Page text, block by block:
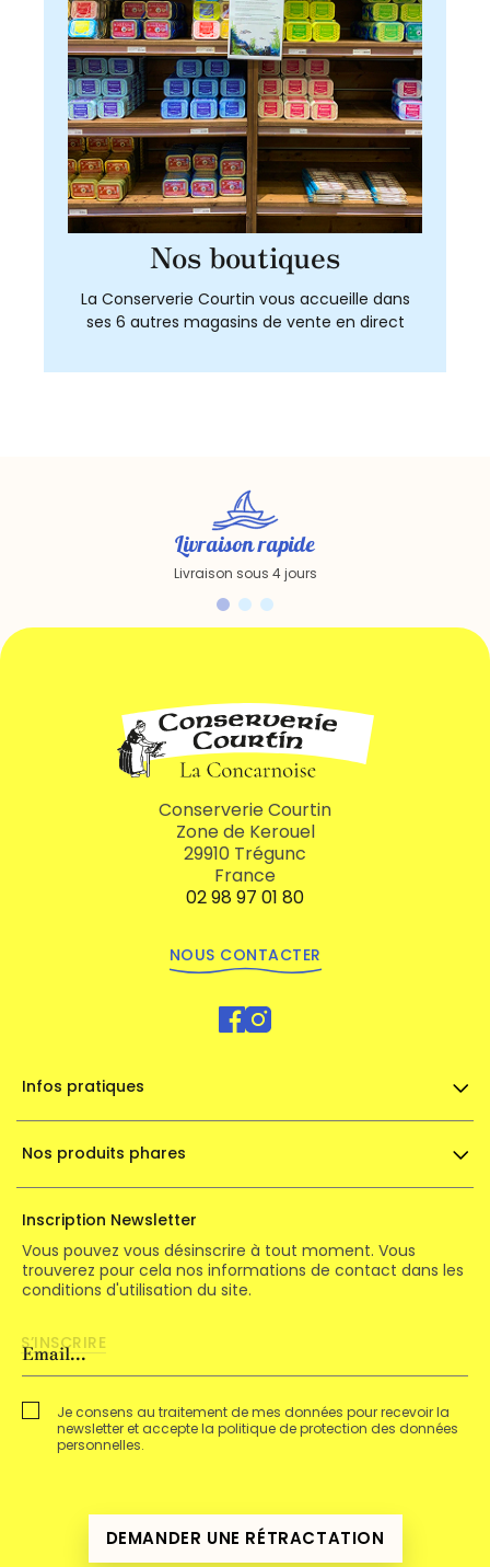
Nos boutiques
La Conserverie Courtin vous accueille dans
ses 6 autres magasins de vente en direct
Livraison rapide
Livraison sous 4 jours
Conserverie Courtin
Zone de Kerouel
29910 Trégunc
France
02 98 97 01 80
NOUS CONTACTER
Infos pratiques
Nos produits phares
Inscription Newsletter
Vous pouvez vous désinscrire à tout moment. Vous
trouverez pour cela nos informations de contact dans les
conditions d'utilisation du site.
Je consens au traitement de mes données pour recevoir la
newsletter et accepte la politique de protection des données
personnelles.
DEMANDER UNE RÉTRACTATION